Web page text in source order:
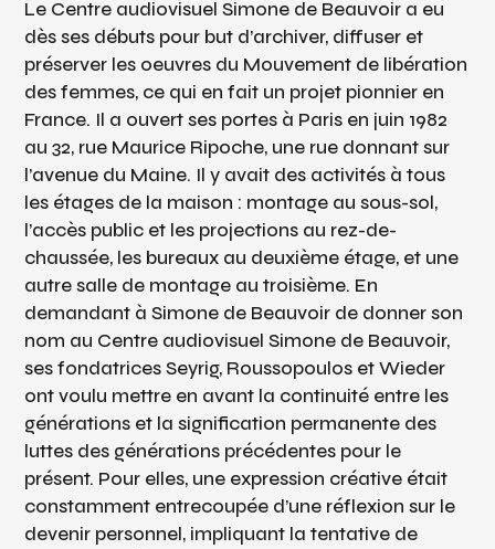
Le Centre audiovisuel Simone de Beauvoir a eu
dès ses débuts pour but d’archiver, diffuser et
préserver les oeuvres du Mouvement de libération
des femmes, ce qui en fait un projet pionnier en
France. Il a ouvert ses portes à Paris en juin 1982
au 32, rue Maurice Ripoche, une rue donnant sur
l’avenue du Maine. Il y avait des activités à tous
les étages de la maison : montage au sous-sol,
l’accès public et les projections au rez-de-
chaussée, les bureaux au deuxième étage, et une
autre salle de montage au troisième. En
demandant à Simone de Beauvoir de donner son
nom au Centre audiovisuel Simone de Beauvoir,
ses fondatrices Seyrig, Roussopoulos et Wieder
ont voulu mettre en avant la continuité entre les
générations et la signification permanente des
luttes des générations précédentes pour le
présent. Pour elles, une expression créative était
constamment entrecoupée d’une réflexion sur le
devenir personnel, impliquant la tentative de